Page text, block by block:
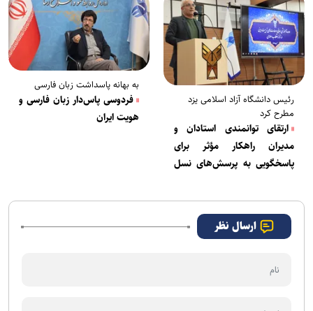
رئیس دانشگاه آزاد اسلامی یزد
مطرح کرد
ارتقای توانمندی استادان و
مدیران راهکار مؤثر برای
پاسخگویی به پرسش‌های نسل
به بهانه پاسداشت زبان فارسی
فردوسی پاس‌دار زبان فارسی و
هویت ایران
ارسال نظر